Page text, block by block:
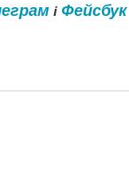
і Фейсбук